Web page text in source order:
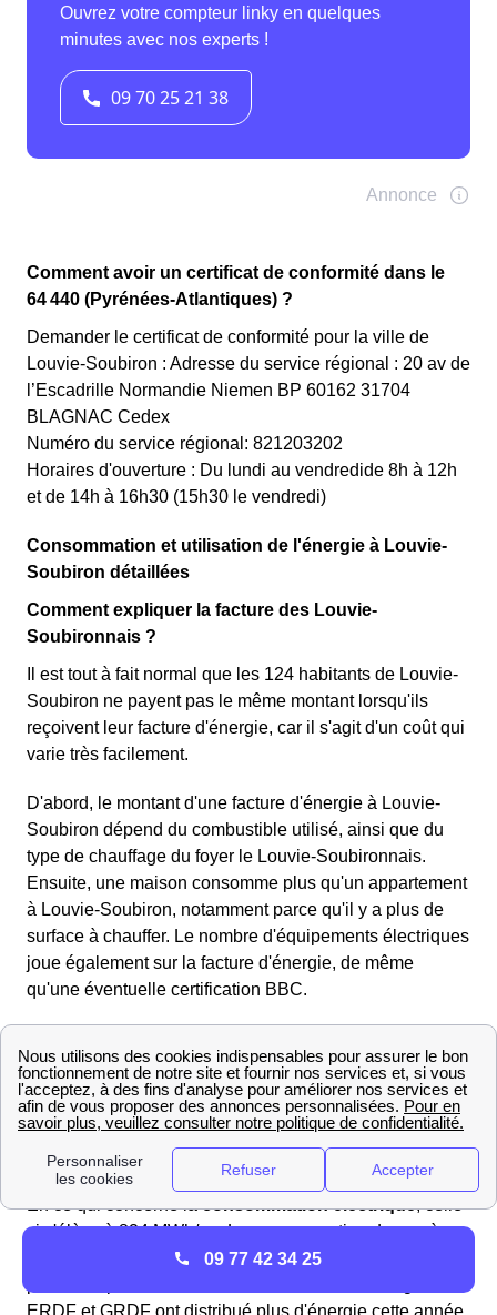
Comment avoir un certificat de conformité dans le
64 440 (Pyrénées-Atlantiques) ?
Demander le certificat de conformité pour la ville de
Louvie-Soubiron : Adresse du service régional : 20 av de
l’Escadrille Normandie Niemen BP 60162 31704
BLAGNAC Cedex
Numéro du service régional: 821203202
Horaires d'ouverture : Du lundi au vendredide 8h à 12h
et de 14h à 16h30 (15h30 le vendredi)
Consommation et utilisation de l'énergie à Louvie-
Soubiron détaillées
Comment expliquer la facture des Louvie-
Soubironnais ?
Il est tout à fait normal que les 124 habitants de Louvie-
Soubiron ne payent pas le même montant lorsqu'ils
reçoivent leur facture d'énergie, car il s'agit d'un coût qui
varie très facilement.
D'abord, le montant d'une facture d'énergie à Louvie-
Soubiron dépend du combustible utilisé, ainsi que du
type de chauffage du foyer le Louvie-Soubironnais.
Ensuite, une maison consomme plus qu'un appartement
à Louvie-Soubiron, notamment parce qu'il y a plus de
surface à chauffer. Le nombre d'équipements électriques
joue également sur la facture d'énergie, de même
qu'une éventuelle certification BBC.
Louvie-Soubironnais dépensent en moyenne 259.0
euros pour se fournir en énergie chaque année.
Louvie-Soubiron
En ce qui concerne laconsommation électrique, celle-
ci s'élève à 824 MWh/an. La consommation de gaz à
Louvie-Soubiron s'éleve quant à elle à 0 MWh/an. De
09 77 42 34 25